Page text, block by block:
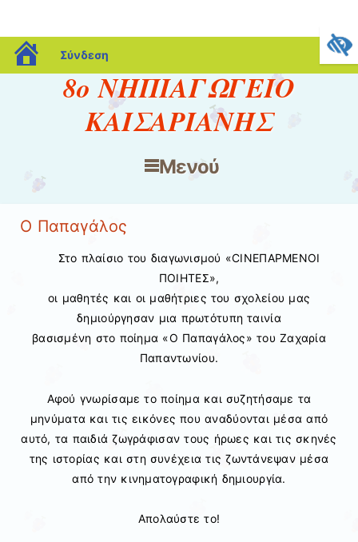
blogs.sch.gr
Σύνδεση
8ο ΝΗΠΙΑΓΩΓΕΙΟ
ΚΑΙΣΑΡΙΑΝΗΣ
Μενού
Μετάβαση στο περιεχόμενο
Ο Παπαγάλος
Στο πλαίσιο του διαγωνισμού «CINEΠΑΡΜΕΝΟΙ
ΠΟΙΗΤΕΣ»,
οι μαθητές και οι μαθήτριες του σχολείου μας
δημιούργησαν μια πρωτότυπη ταινία
βασισμένη στο ποίημα «Ο Παπαγάλος» του Ζαχαρία
Παπαντωνίου.
Αφού γνωρίσαμε το ποίημα και συζητήσαμε τα
μηνύματα και τις εικόνες που αναδύονται μέσα από
αυτό, τα παιδιά ζωγράφισαν τους ήρωες και τις σκηνές
της ιστορίας και στη συνέχεια τις ζωντάνεψαν μέσα
από την κινηματογραφική δημιουργία.
Απολαύστε το!